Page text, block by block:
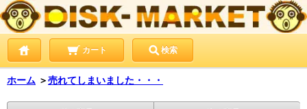
カート 検索
ホーム ＞売れてしまいました・・・